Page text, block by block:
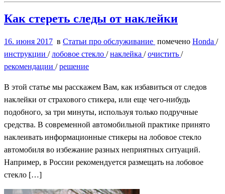
Как стереть следы от наклейки
16. июня 2017 в Статьи про обслуживание помечено Honda /
инструкции /лобовое стекло /наклейка /очистить /
рекомендации /решение
В этой статье мы расскажем Вам, как избавиться от следов
наклейки от страхового стикера, или еще чего-нибудь
подобного, за три минуты, используя только подручные
средства. В современной автомобильной практике принято
наклеивать информационные стикеры на лобовое стекло
автомобиля во избежание разных неприятных ситуаций.
Например, в России рекомендуется размещать на лобовое
стекло […]